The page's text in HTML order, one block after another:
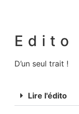
Edito
D’un seul trait !
Lire l'édito